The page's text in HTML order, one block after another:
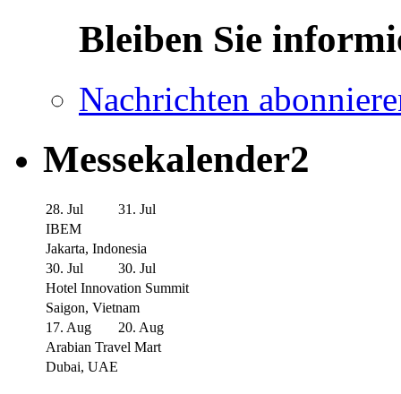
Bleiben Sie
Nachrichten
Messekalender2
28. Jul
31. Jul
IBEM
Jakarta, Indonesia
30. Jul
30. Jul
Hotel Innovation Summit
Saigon, Vietnam
17. Aug
20. Aug
Arabian Travel Mart
Dubai, UAE